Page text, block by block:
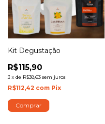
Kit Degustação
R$115,90
3 x de R$38,63 sem juros
R$112,42 com Pix
Comprar